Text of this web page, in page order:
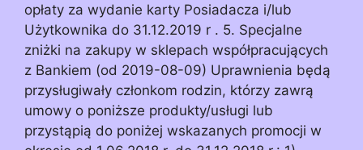
opłaty za wydanie karty Posiadacza i/lub
Użytkownika do 31.12.2019 r . 5. Specjalne
zniżki na zakupy w sklepach współpracujących
z Bankiem (od 2019-08-09) Uprawnienia będą
przysługiwały członkom rodzin, którzy zawrą
umowy o poniższe produkty/usługi lub
przystąpią do poniżej wskazanych promocji w